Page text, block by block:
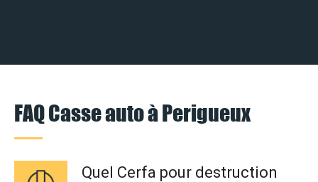
FAQ Casse auto à Perigueux
Quel Cerfa pour destruction